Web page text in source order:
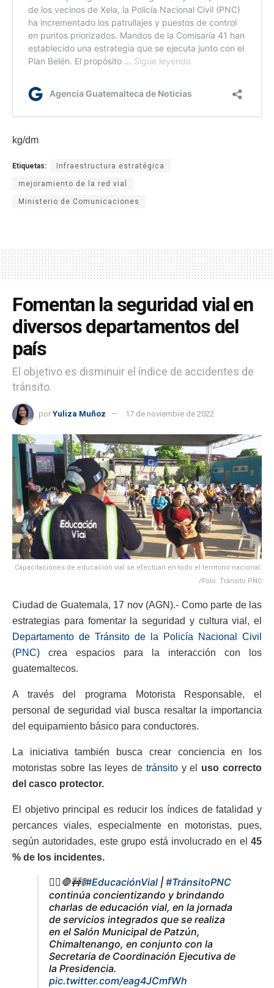
kg/dm
Etiquetas: Infraestructura estratégica
mejoramiento de la red vial
Ministerio de Comunicaciones
Fomentan la seguridad vial en
diversos departamentos del
país
El objetivo es disminuir el índice de accidentes de
tránsito.
por Yuliza Muñoz 17 de noviembre de 2022
Capacitaciones de educación vial se efectúan en todo el territorio nacional.
/Foto: Tránsito PNC
Ciudad de Guatemala, 17 nov (AGN).- Como parte de las
estrategias para fomentar la seguridad y cultura vial, el
Departamento de Tránsito de la Policía Nacional Civil
(PNC) crea espacios para la interacción con los
guatemaltecos.
A través del programa Motorista Responsable, el
personal de seguridad vial busca resaltar la importancia
del equipamiento básico para conductores.
La iniciativa también busca crear conciencia en los
motoristas sobre las leyes de tránsitoy el
uso correcto
del casco protector.
El objetivo principal es reducir los índices de fatalidad y
percances viales, especialmente en motoristas, pues,
según autoridades, este grupo está involucrado en el 45
% de los incidentes.
👮‍♂️🛑🚧🚦#EducaciónVial | #TránsitoPNC
continúa concientizando y brindando
charlas de educación vial, en la jornada
de servicios integrados que se realiza
en el Salón Municipal de Patzún,
Chimaltenango, en conjunto con la
Secretaria de Coordinación Ejecutiva de
la Presidencia.
pic.twitter.com/eag4JCmfWh